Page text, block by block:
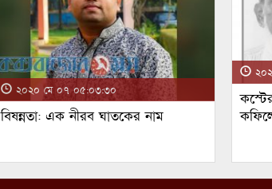
২০২০ মে ০৭ ০৫:০৩:৩০
বিষন্নতা: এক নীরব ঘাতকের নাম